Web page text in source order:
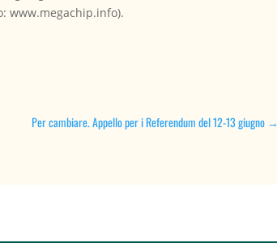
www.megachip.info).
Per cambiare. Appello per i Referendum del 12-13 giugno→